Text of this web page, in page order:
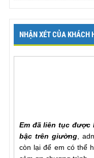
NHẬN XÉT CỦA KHÁCH
bậc trên giường,
còn lại để em có thể
cảm ơn chương trình